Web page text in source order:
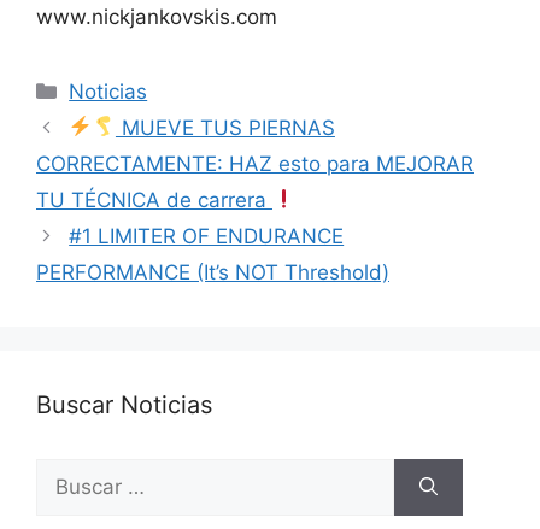
www.nickjankovskis.com
Categorías
Noticias
MUEVE TUS PIERNAS
CORRECTAMENTE: HAZ esto para MEJORAR
TU TÉCNICA de carrera
#1 LIMITER OF ENDURANCE
PERFORMANCE (It’s NOT Threshold)
Buscar Noticias